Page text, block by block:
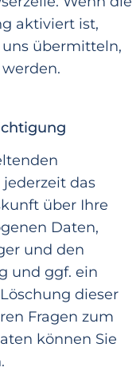
aktiviert ist,
übermitteln,
en.
das
über Ihre
Daten,
und den
und ggf. ein
dieser
Fragen zum
können Sie